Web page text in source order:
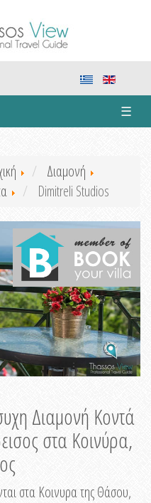
☰
Διαμονή
Dimitreli Studios
Διαμονή Κοντά
στα Κοινύρα,
στα Κοινυρα της Θάσου,